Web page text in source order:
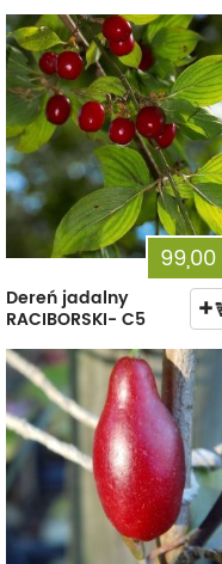
99,00
Dereń jadalny
RACIBORSKI- C5